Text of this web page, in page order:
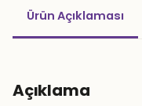
Ürün Açıklaması
Açıklama